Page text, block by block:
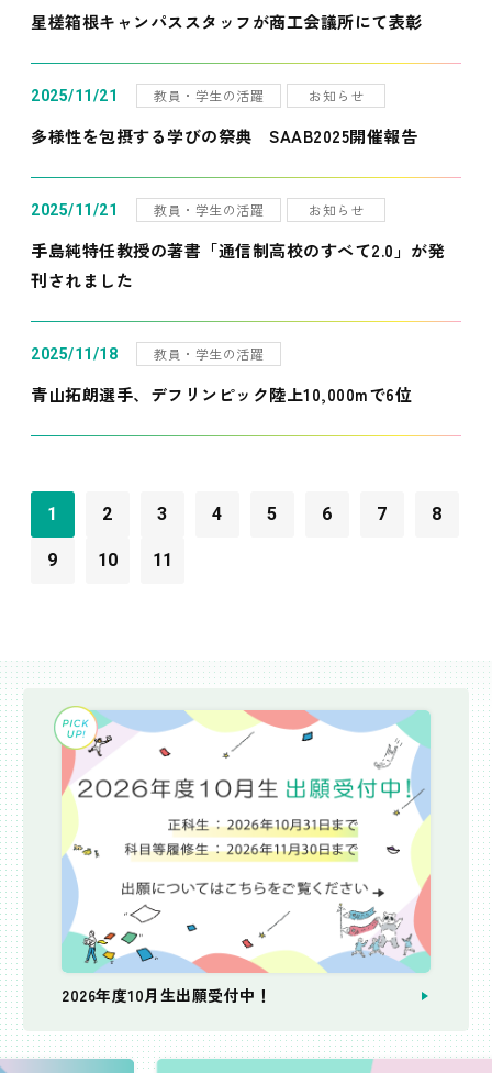
星槎箱根キャンパススタッフが商工会議所にて表彰
2025/11/21 教員・学生の活躍 お知らせ
多様性を包摂する学びの祭典 SAAB2025開催報告
2025/11/21 教員・学生の活躍 お知らせ
手島純特任教授の著書「通信制高校のすべて2.0」が発
刊されました
2025/11/18 教員・学生の活躍
青山拓朗選手、デフリンピック陸上10,000mで6位
1 2 3 4 5 6 7 8
9 10 11
2026年度10月生出願受付中！